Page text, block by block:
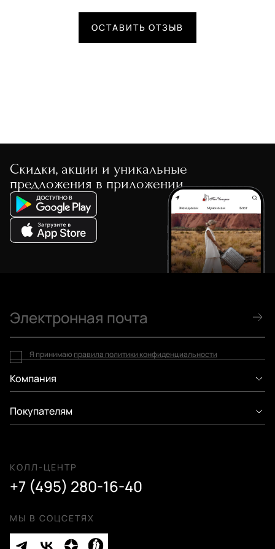
ОСТАВИТЬ ОТЗЫВ
Скидки, акции и уникальные
предложения в приложении
Компания
Покупателям
КОЛЛ-ЦЕНТР
+7 (495) 280-16-40
МЫ В СОЦСЕТЯХ
Я принимаю правила политики конфиденциальности